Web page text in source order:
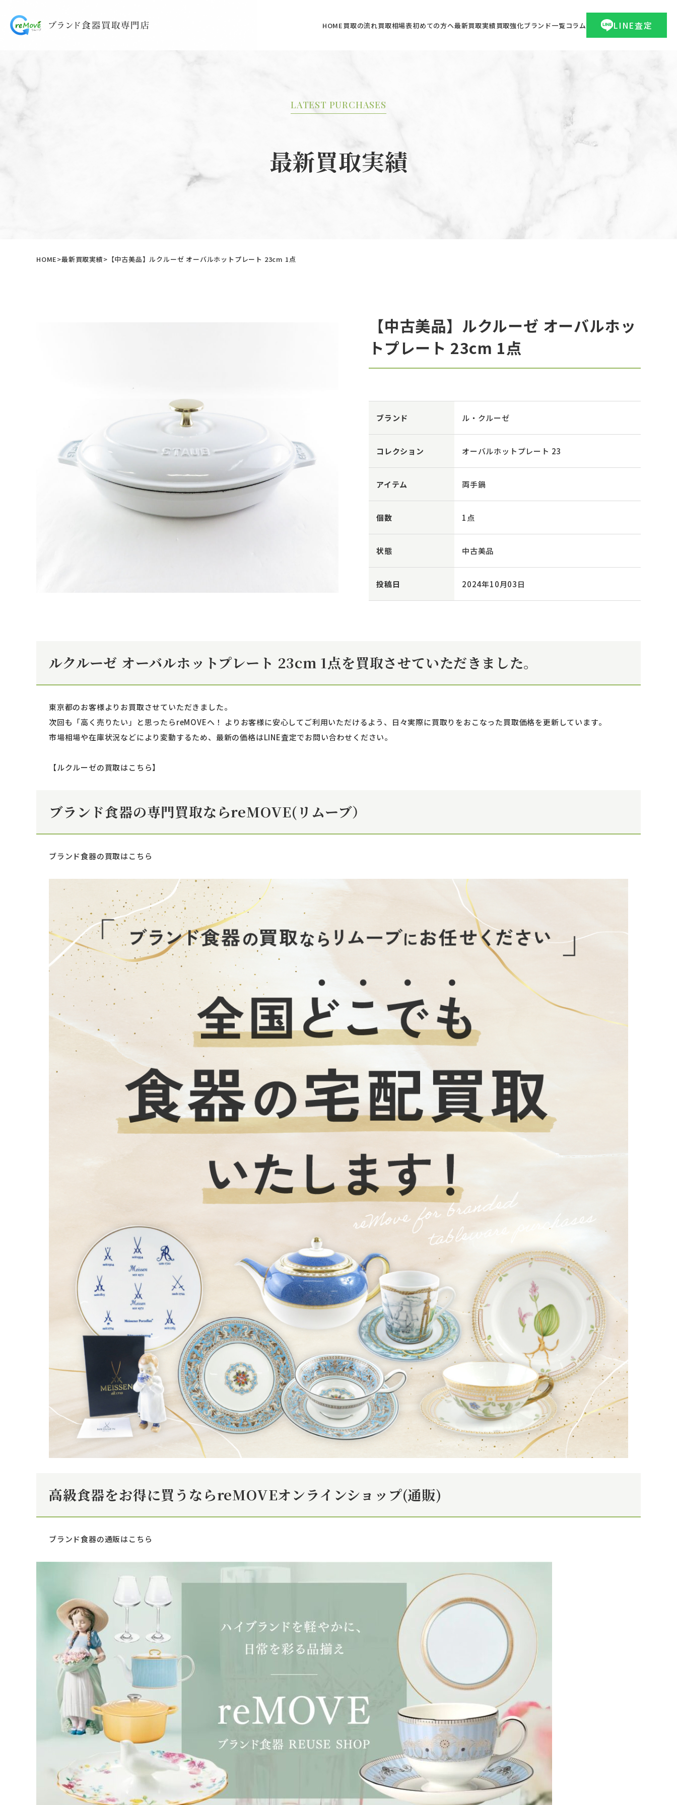
HOME買取の流れ買取相場表初めての方へ最新買取実績買取強化ブランド一覧コラム LINE査定
LATEST PURCHASES
最新買取実績
HOME 最新買取実績 【中古美品】ルクルーゼ オーバルホットプレート 23cm 1点
【中古美品】ルクルーゼ オーバルホッ
トプレート 23cm 1点
ブランド ル・クルーゼ
コレクション オーバルホットプレート 23
アイテム 両手鍋
個数 1点
状態 中古美品
投稿日 2024年10月03日
ルクルーゼ オーバルホットプレート 23cm 1点を買取させていただきました。
東京都のお客様よりお買取させていただきました。
次回も「高く売りたい」と思ったらreMOVEへ！ よりお客様に安心してご利用いただけるよう、日々実際に買取りをおこなった買取価格を更新しています。
市場相場や在庫状況などにより変動するため、最新の価格はLINE査定でお問い合わせください。
【ルクルーゼの買取はこちら】
ブランド食器の専門買取ならreMOVE(リムーブ）
ブランド食器の買取はこちら
高級食器をお得に買うならreMOVEオンラインショップ(通販)
ブランド食器の通販はこちら